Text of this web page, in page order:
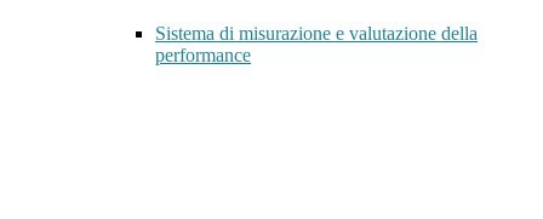
Sistema di misurazione e valutazione della
performance